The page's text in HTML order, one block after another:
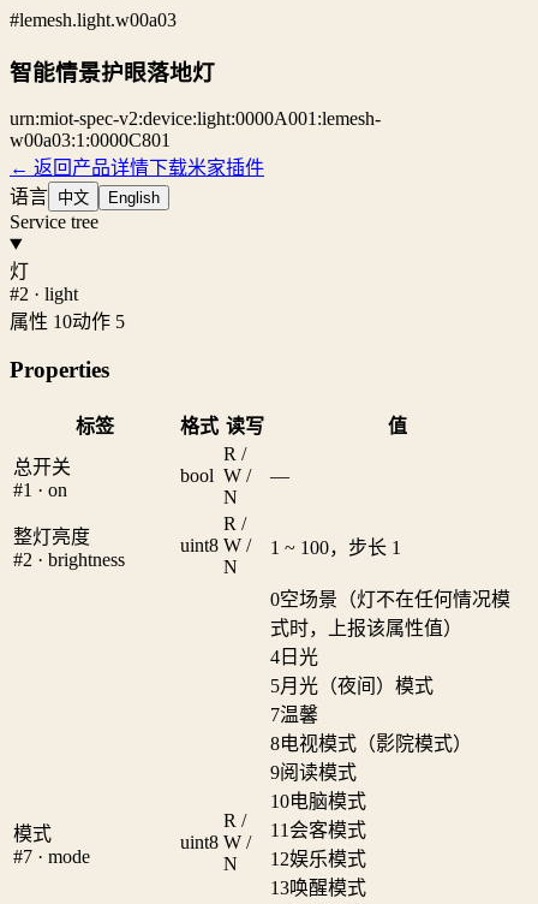
#lemesh.light.w00a03
智能情景护眼落地灯
urn:miot-spec-v2:device:light:0000A001:lemesh-
w00a03:1:0000C801
← 返回产品详情下载米家插件
语言 中文 English
Service tree
灯
#2 · light
属性 10动作 5
Properties
标签 格式 读写
值
总开关
#1 · on
bool
R /
W /
N
—
整灯亮度
#2 · brightness
uint8
R /
W /
N
1 ~ 100，步长 1
模式
#7 · mode
uint8
R /
W /
N
0空场景（灯不在任何情况模
式时，上报该属性值）
4 日光
5月光（夜间）模式
7温馨
8电视模式（影院模式）
9阅读模式
10电脑模式
11 会客模式
12娱乐模式
13唤醒模式